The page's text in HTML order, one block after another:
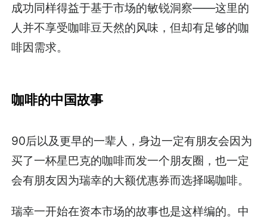
成功同样得益于基于市场的敏锐洞察——这里的
人并不享受咖啡豆天然的风味，但却有足够的咖
啡因需求。
咖啡的中国故事
90后以及更早的一辈人，身边一定有朋友会因为
买了一杯星巴克的咖啡而发一个朋友圈，也一定
会有朋友因为瑞幸的大额优惠券而选择喝咖啡。
瑞幸一开始在资本市场的故事也是这样编的。中